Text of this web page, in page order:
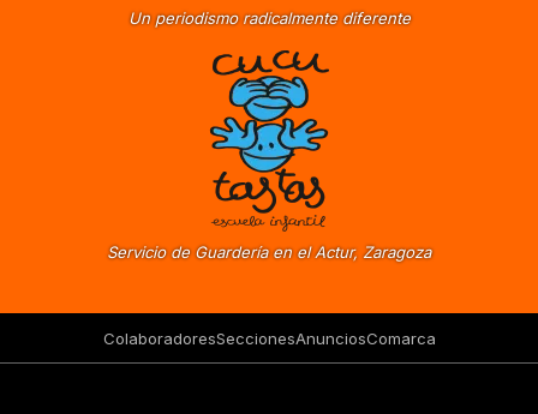
Un periodismo radicalmente diferente
Servicio de Guardería en el Actur, Zaragoza
ColaboradoresSeccionesAnunciosComarca